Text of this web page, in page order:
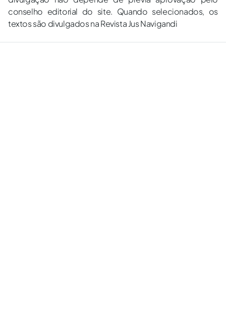
conselho editorial do site. Quando selecionados, os
textos são divulgados na Revista Jus Navigandi